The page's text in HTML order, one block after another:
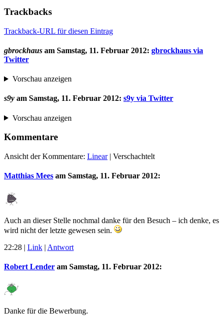
Trackbacks
Trackback-URL für diesen Eintrag
gbrockhaus am Samstag, 11. Februar 2012: gbrockhaus via
Twitter
Vorschau anzeigen
s9y am Samstag, 11. Februar 2012: s9y via Twitter
Vorschau anzeigen
Kommentare
Ansicht der Kommentare: Linear| Verschachtelt
Matthias Mees am Samstag, 11. Februar 2012:
Auch an dieser Stelle nochmal danke für den Besuch – ich denke, es
wird nicht der letzte gewesen sein.
22:28 | Link | Antwort
Robert Lender am Samstag, 11. Februar 2012:
Danke für die Bewerbung.